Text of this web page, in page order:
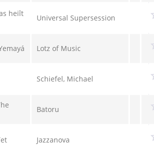
heiît
Universal Supersession
Lotz of Music
Schiefel, Michael
Batoru
Jazzanova